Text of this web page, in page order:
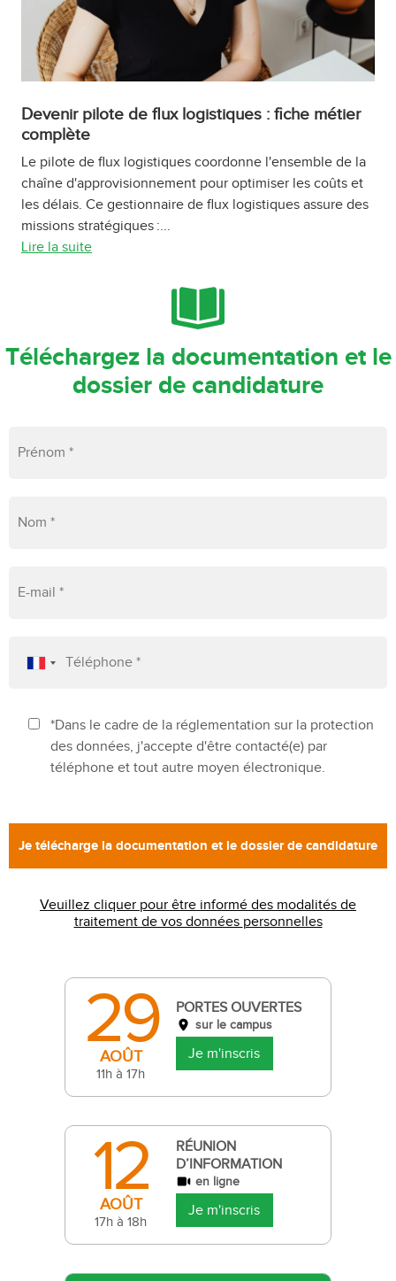
Devenir pilote de flux logistiques : fiche métier
complète
Le pilote de flux logistiques coordonne l'ensemble de la
chaîne d'approvisionnement pour optimiser les coûts et
les délais. Ce gestionnaire de flux logistiques assure des
missions stratégiques :...
Lire la suite
Téléchargez la documentation et le
dossier de candidature
*Dans le cadre de la réglementation sur la protection
des données, j'accepte d'être contacté(e) par
téléphone et tout autre moyen électronique.
Veuillez cliquer pour être informé des modalités de
traitement de vos données personnelles
29
AOÛT
11h à 17h
PORTES OUVERTES
sur le campus
Je m'inscris
12
AOÛT
17h à 18h
RÉUNION
D’INFORMATION
en ligne
Je m'inscris